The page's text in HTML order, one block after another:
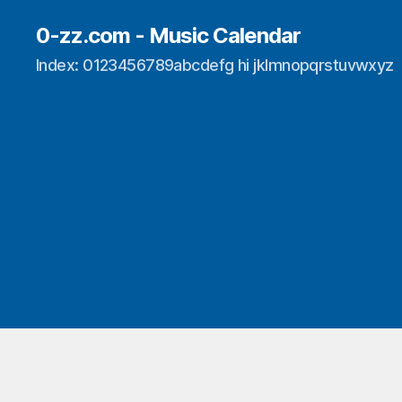
0-zz.com - Music Calendar
Index: 0123456789abcdefg hi jklmnopqrstuvwxyz